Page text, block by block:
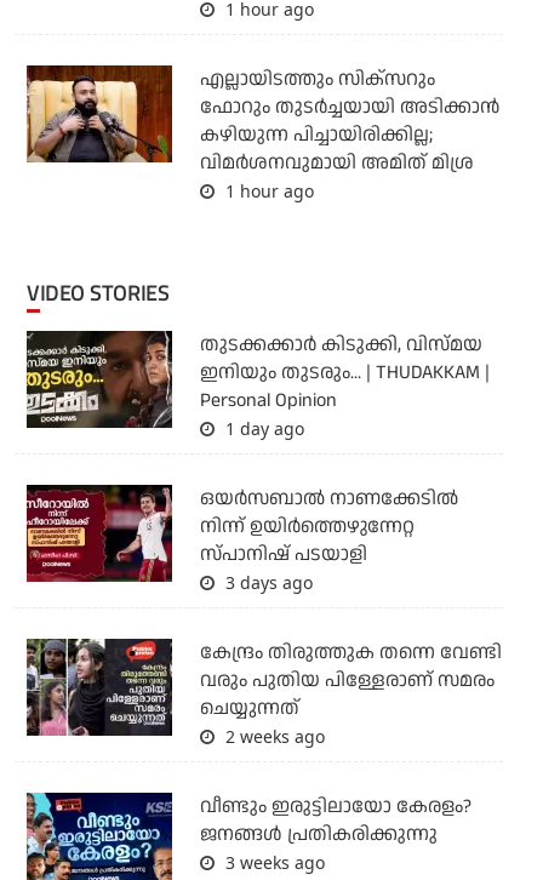
1 hour ago
എല്ലായിടത്തും സിക്‌സറും
ഫോറും തുടര്‍ച്ചയായി അടിക്കാന്‍
കഴിയുന്ന പിച്ചായിരിക്കില്ല;
വിമര്‍ശനവുമായി അമിത് മിശ്ര
1 hour ago
VIDEO STORIES
തുടക്കക്കാര്‍ കിടുക്കി, വിസ്മയ
ഇനിയും തുടരും... | THUDAKKAM |
Personal Opinion
1 day ago
ഒയര്‍സബാൽ നാണക്കേടിൽ
നിന്ന് ഉയിർത്തെഴുന്നേറ്റ
സ്പാനിഷ് പടയാളി
3 days ago
കേന്ദ്രം തിരുത്തുക തന്നെ വേണ്ടി
വരും പുതിയ പിള്ളേരാണ് സമരം
ചെയ്യുന്നത്
2 weeks ago
വീണ്ടും ഇരുട്ടിലായോ കേരളം?
ജനങ്ങൾ പ്രതികരിക്കുന്നു
3 weeks ago